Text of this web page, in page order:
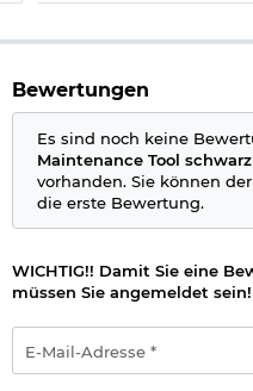
Material: Edelstahl
Farbe: silber/schwarz
Marke: CRKT
Herstellerinformationen
Verantwortliche Person für die
Bewertungen
Es sind noch keine
Maintenance Tool
vorhanden. Sie können
die erste Bewertung.
WICHTIG!! Damit Sie eine
müssen Sie angemeldet sein!
Mail-
Adresse